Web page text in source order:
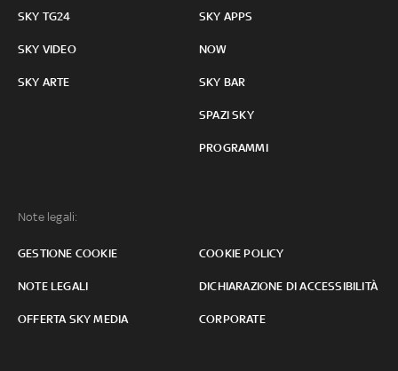
SKY TG24
SKY VIDEO
SKY ARTE
SKY APPS
NOW
SKY BAR
SPAZI SKY
PROGRAMMI
Note legali:
GESTIONE COOKIE COOKIE POLICY
NOTE LEGALI DICHIARAZIONE DI ACCESSIBILITÀ
OFFERTA SKY MEDIA CORPORATE